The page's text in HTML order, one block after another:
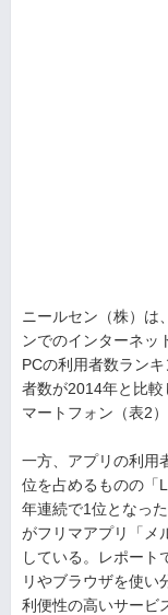
ニールセン（株）は
ンでのインターネッ
PCの利用者数ラン
者数が2014年と比
マートフォン（表2
一方、アプリの利用
位を占めるものの「
年連続で1位となっ
がフリマアプリ「メ
している。レポート
リやブラウザを使い
利便性の高いサービ